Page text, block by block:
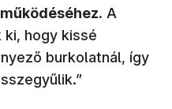
. A
hogy kissé
burkolatnál, így